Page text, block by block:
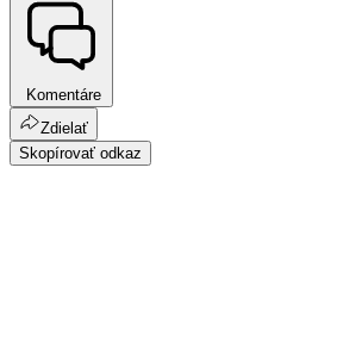
Komentáre
Zdielať
Skopírovať odkaz